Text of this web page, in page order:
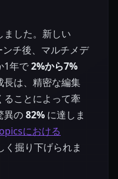
ました。新しい
ンチ後、マルチメデ
1年で2%から7%
長は、精密な編集
ることによって牽
異の82% に達しま
における
く掘り下げられま